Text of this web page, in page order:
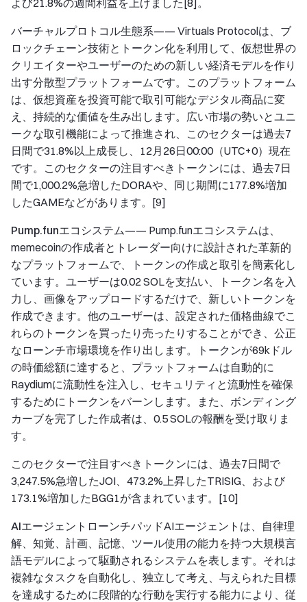
バーチャルプロトコル生態系—— Virtuals Protocolは、ブ
ロックチェーン技術とトークン化を利用して、仮想世界の
クリエイターやユーザーのための新しい経済モデルを作り
出す分散型プラットフォームです。このプラットフォーム
は、仮想資産を投資可能で取引可能なデジタル商品に変
え、持続的な価値を生み出します。広い市場の勢いとユニ
ークな取引機能によって推進され、このセクターは過去7
日間で31.8%以上成長し、12月26日00:00（UTC+0）現在
です。このセクターの注目すべきトークンには、過去7日
間で1,000.2%急増したDORAや、同じ期間に177.8%増加
したGAMEなどがあります。[9]
Pump.funエコシステム—— Pump.funエコシステムは、
memecoinの作成者とトレーダー向けに設計された革新的
なプラットフォームで、トークンの作成と取引を簡素化し
ています。ユーザーは0.02 SOLを支払い、トークン名を入
力し、画像をアップロードするだけで、新しいトークンを
作成できます。他のユーザーは、設定された価格曲線でこ
れらのトークンを買ったり売ったりすることができ、公正
なローンチ市場環境を作り出します。トークンが69kドル
の時価総額に達すると、プラットフォームは自動的に
Raydiumに流動性を注入し、セキュリティと流動性を確保
するためにトークンをバーンします。また、ボンディング
カーブを完了した作成者は、0.5 SOLの報酬を受け取りま
す。
このセクターで注目すべきトークンには、過去7日間で
3,247.5%急増したJOI、473.2%上昇したTRISIG、および
173.1%増加したBGG1が含まれています。[10]
AIエージェントローンチパッドAIエージェントは、自律理
解、知覚、計画、記憶、ツール使用の能力を持つ大規模言
語モデルによって駆動されるシステムを表します。それは
複雑なタスクを自動化し、独立して考え、与えられた目標
を達成するために段階的な行動を実行する能力により、従